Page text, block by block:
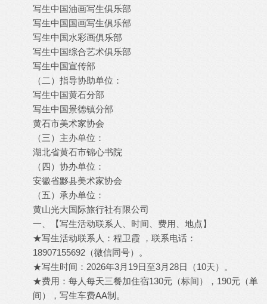
写生中国油画写生俱乐部
写生中国国画写生俱乐部
写生中国水彩画俱乐部
写生中国综合艺术俱乐部
写生中国宣传部
（二）指导协助单位：
写生中国黄石分部
写生中国景德镇分部
黄石市美术家协会
（三）主办单位：
湖北省黄石市锦心书院
（四）协办单位：
安徽省黟县美术家协会
（五）承办单位：
黄山光大国际旅行社有限公司
一、【写生活动联系人、时间、费用、地点】
★写生活动联系人：程卫霞 ，联系电话：
18907155692（微信同号）。
★写生时间：2026年3月19日至3月28日（10天）。
★费用：每人每天三餐加住宿130元（标间），190元（单
间），写生车费AA制。